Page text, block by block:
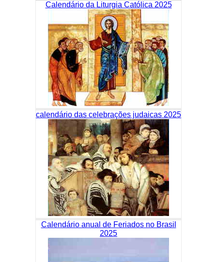
Calendário da Liturgia Católica 2025
calendário das celebrações judaicas 2025
Calendário anual de Feriados no Brasil
2025